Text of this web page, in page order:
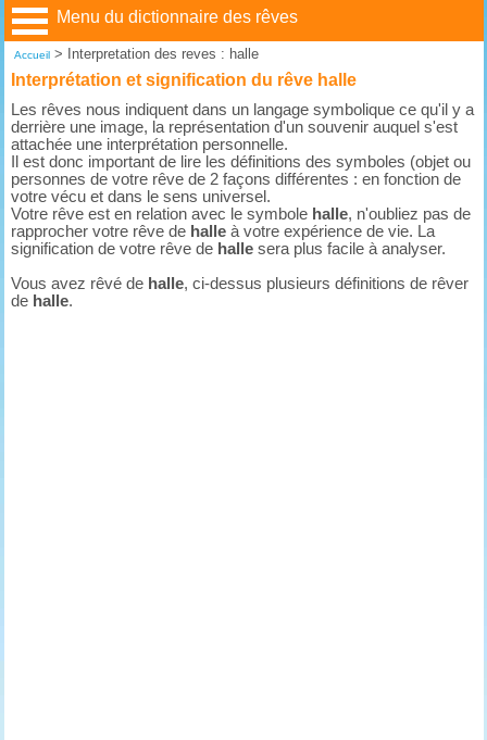
Menu du dictionnaire des rêves
Accueil> Interpretation des reves : halle
Interprétation et signification du rêve halle
Les rêves nous indiquent dans un langage symbolique ce qu'il y a
derrière une image, la représentation d'un souvenir auquel s'est
attachée une interprétation personnelle.
Il est donc important de lire les définitions des symboles (objet ou
personnes de votre rêve de 2 façons différentes : en fonction de
votre vécu et dans le sens universel.
Votre rêve est en relation avec le symbole halle, n'oubliez pas de
rapprocher votre rêve de halle à votre expérience de vie. La
signification de votre rêve de halle sera plus facile à analyser.
Vous avez rêvé de halle, ci-dessus plusieurs définitions de rêver
de halle.